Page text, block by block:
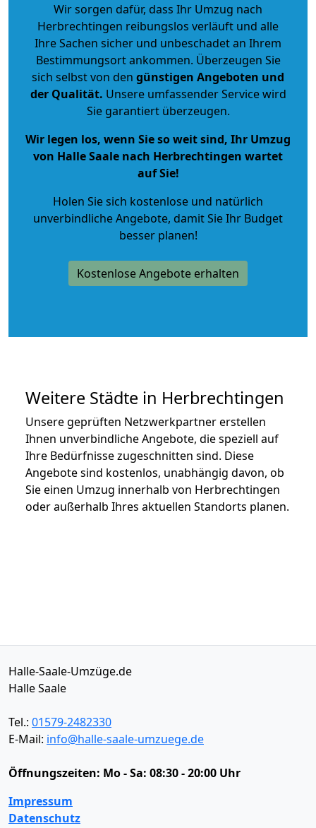
Wir sorgen dafür, dass Ihr Umzug nach
Herbrechtingen reibungslos verläuft und alle
Ihre Sachen sicher und unbeschadet an Ihrem
Bestimmungsort ankommen. Überzeugen Sie
sich selbst von den günstigen Angeboten und
der Qualität. Unsere umfassender Service wird
Sie garantiert überzeugen.
Wir legen los, wenn Sie so weit sind, Ihr Umzug
von Halle Saale nach Herbrechtingen wartet
auf Sie!
Holen Sie sich kostenlose und natürlich
unverbindliche Angebote, damit Sie Ihr Budget
besser planen!
Kostenlose Angebote erhalten
Weitere Städte in Herbrechtingen
Unsere geprüften Netzwerkpartner erstellen
Ihnen unverbindliche Angebote, die speziell auf
Ihre Bedürfnisse zugeschnitten sind. Diese
Angebote sind kostenlos, unabhängig davon, ob
Sie einen Umzug innerhalb von Herbrechtingen
oder außerhalb Ihres aktuellen Standorts planen.
Halle-Saale-Umzüge.de
Halle Saale
Tel.: 01579-2482330
E-Mail: info@halle-saale-umzuege.de
Öffnungszeiten: Mo - Sa: 08:30 - 20:00 Uhr
Impressum
Datenschutz